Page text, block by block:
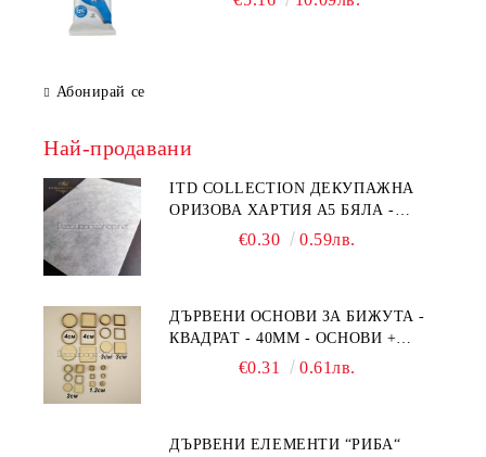
Абонирай се
Най-продавани
ITD COLLECTION ДЕКУПАЖНА
ОРИЗОВА ХАРТИЯ А5 БЯЛА -
€0.30 0.59лв.
ДЪРВЕНИ ОСНОВИ ЗА БИЖУТА -
КВАДРАТ - 40ММ - ОСНОВИ +
€0.31 0.61лв.
ДЪРВЕНИ ЕЛЕМЕНТИ “РИБА“